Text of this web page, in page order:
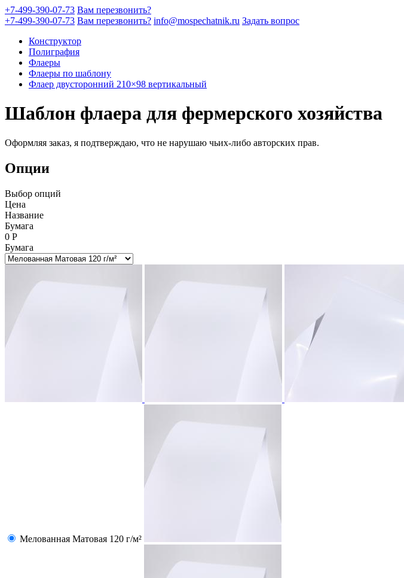
+7-499-390-07-73 Вам перезвонить?
+7-499-390-07-73 Вам перезвонить? info@mospechatnik.ru Задать вопрос
Конструктор
Полиграфия
Флаеры
Флаеры по шаблону
Флаер двусторонний 210×98 вертикальный
Шаблон флаера для фермерского хозяйства
Оформляя заказ, я подтверждаю, что не нарушаю чьих-либо авторских прав.
Опции
Выбор опций
Цена
Название
Бумага
0 Р
Бумага
Мелованная Матовая 120 г/м²